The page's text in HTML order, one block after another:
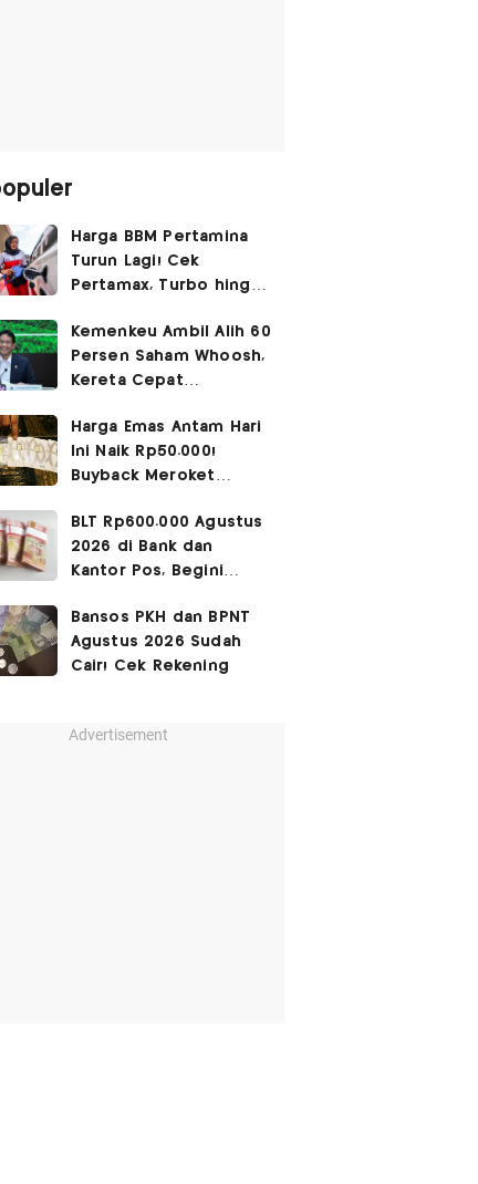
Harga BBM Pertamina
Turun Lagi! Cek
Pertamax, Turbo hingga
Agustus 2026
Kemenkeu Ambil Alih 60
Persen Saham Whoosh,
Kereta Cepat
Surabaya
Harga Emas Antam Hari
Ini Naik Rp50.000!
Buyback Meroket
BLT Rp600.000 Agustus
2026 di Bank dan
Kantor Pos, Begini
Bansos PKH dan BPNT
Agustus 2026 Sudah
Cair! Cek Rekening
Advertisement